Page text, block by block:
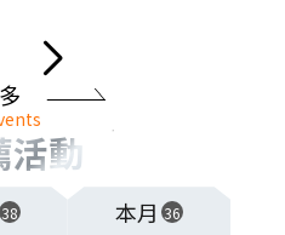
頁 點擊可進入下一頁幻燈
活動
38 本月 36